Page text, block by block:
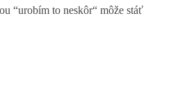
“urobím to neskôr“ môže stáť